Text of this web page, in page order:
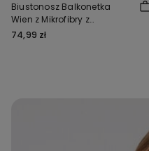
Biustonosz Balkonetka
Wien z Mikrofibry z
Recyklingu
74,99 zł